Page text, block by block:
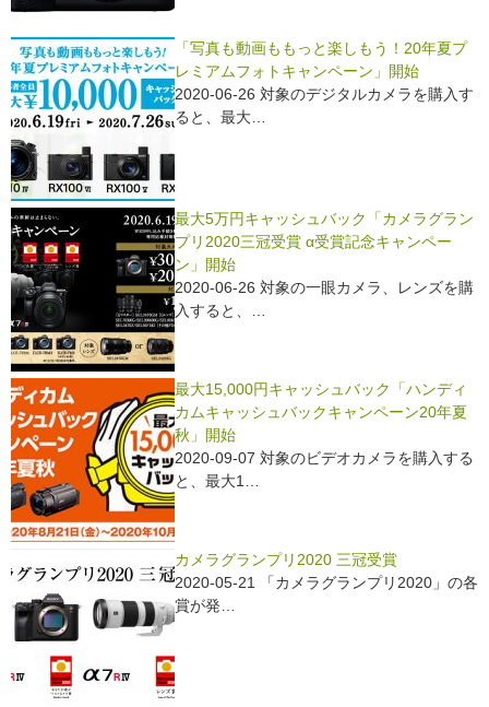
k
「写真も動画ももっと楽しもう！20年夏プ
レミアムフォトキャンペーン」開始
2020-06-26 対象のデジタルカメラを購入す
ると、最大…
最大5万円キャッシュバック「カメラグラン
プリ2020三冠受賞 α受賞記念キャンペー
ン」開始
2020-06-26 対象の一眼カメラ、レンズを購
入すると、…
最大15,000円キャッシュバック「ハンディ
カムキャッシュバックキャンペーン20年夏
秋」開始
2020-09-07 対象のビデオカメラを購入する
と、最大1…
カメラグランプリ2020 三冠受賞
2020-05-21 「カメラグランプリ2020」の各
賞が発…